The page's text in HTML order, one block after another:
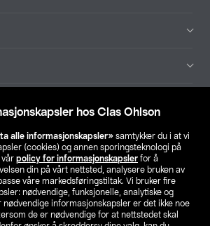
hos Clas Ohlson
alle informasjonskapsler» samtykker du i at vi
(cookies) og annen sporingsteknologi på
vår policy for informasjonskapsler for å
din på vårt nettsted, analysere bruken av
våre markedsføringstiltak. Vi bruker fire
nødvendige, funksjonelle, analytiske og
informasjonskapsler er det ikke noe
de er nødvendige for at nettstedet skal
Finn din butikk
SE NO FI